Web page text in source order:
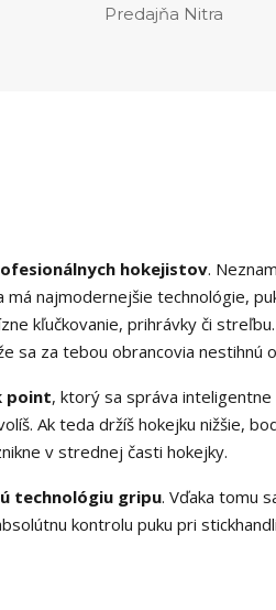
Predajňa Nitra
hokejistov.
má najmodernejšie technológie,
kľučkovanie, prihrávky či streľbu.
sa za tebou obrancovia nestihnú
point, ktorý sa správa inteligentne
Ak teda držíš hokejku nižšie,
v strednej časti hokejky.
technológiu gripu. Vďaka tomu
kontrolu puku pri